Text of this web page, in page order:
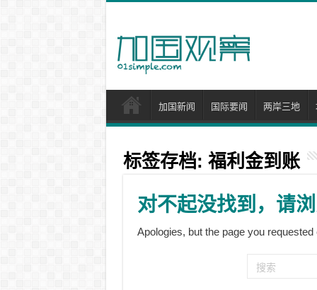
加国新闻 国际要闻 两岸三地
标签存档: 福利金到账
对不起没找到，请
Apologies, but the page you